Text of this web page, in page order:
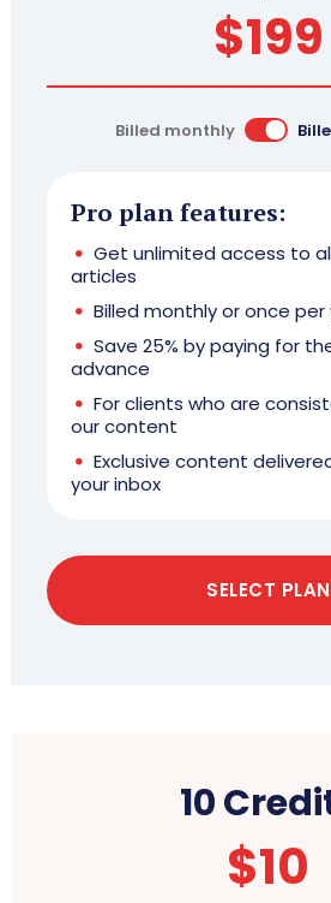
$199
Billed monthly
Pro plan features:
Get unlimited access to
articles
Billed monthly or once per
Save 25% by paying for
advance
For clients who are
our content
Exclusive content
your inbox
SELECT PLAN
10
$10